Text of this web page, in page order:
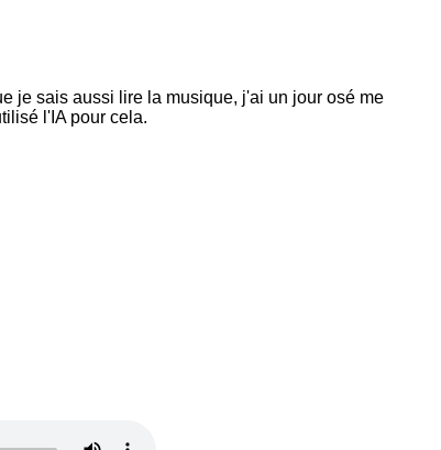
je sais aussi lire la musique, j'ai un jour osé me
l'IA pour cela.